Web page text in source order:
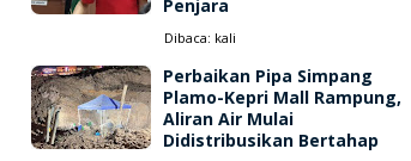
Penjara
Dibaca: kali
Perbaikan Pipa Simpang
Plamo-Kepri Mall Rampung,
Aliran Air Mulai
Didistribusikan Bertahap